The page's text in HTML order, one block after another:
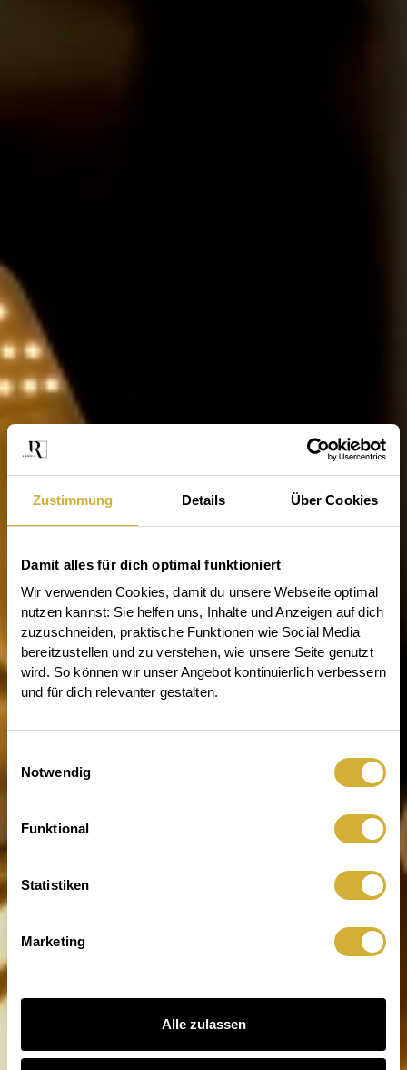
Zustimmung Details Über Cookies
Damit alles für dich optimal funktioniert
Wir verwenden Cookies, damit du unsere Webseite optimal
nutzen kannst: Sie helfen uns, Inhalte und Anzeigen auf dich
zuzuschneiden, praktische Funktionen wie Social Media
bereitzustellen und zu verstehen, wie unsere Seite genutzt
wird. So können wir unser Angebot kontinuierlich verbessern
und für dich relevanter gestalten.
Notwendig
Funktional
Statistiken
Marketing
Alle zulassen
Entdecke die Welt von räder